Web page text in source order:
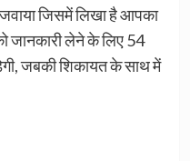
जिसमें लिखा है आपका
जानकारी लेने के लिए 54
जबकी शिकायत के साथ में